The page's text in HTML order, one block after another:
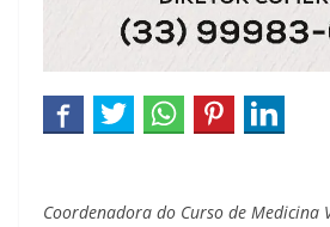
Coordenadora do Curso de Medicina